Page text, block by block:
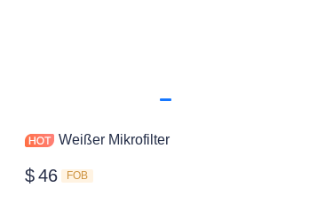
Weißer Mikrofilter
$46 FOB